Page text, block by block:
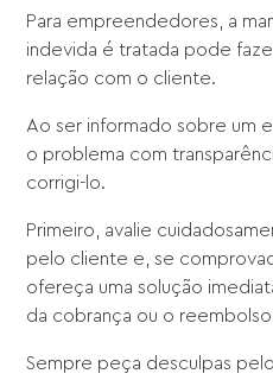
Para empreendedores, a
indevida é tratada pode
relação com o cliente.
Ao ser informado sobre um
o problema com
corrigi-lo.
Primeiro, avalie
pelo cliente e, se
ofereça uma solução
da cobrança ou o
Sempre peça desculpas